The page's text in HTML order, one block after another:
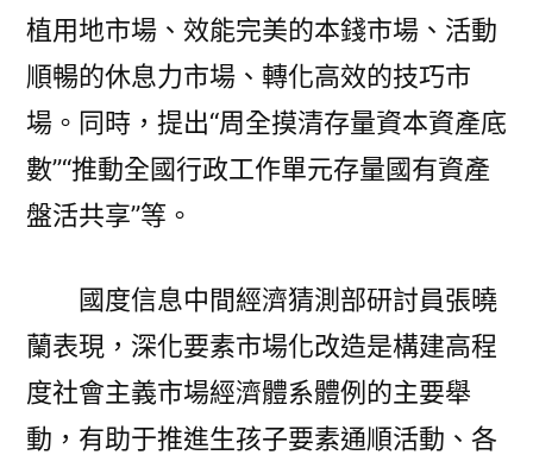
植用地市場、效能完美的本錢市場、活動
順暢的休息力市場、轉化高效的技巧市
場。同時，提出“周全摸清存量資本資產底
數”“推動全國行政工作單元存量國有資產
盤活共享”等。
國度信息中間經濟猜測部研討員張曉
蘭表現，深化要素市場化改造是構建高程
度社會主義市場經濟體系體例的主要舉
動，有助于推進生孩子要素通順活動、各